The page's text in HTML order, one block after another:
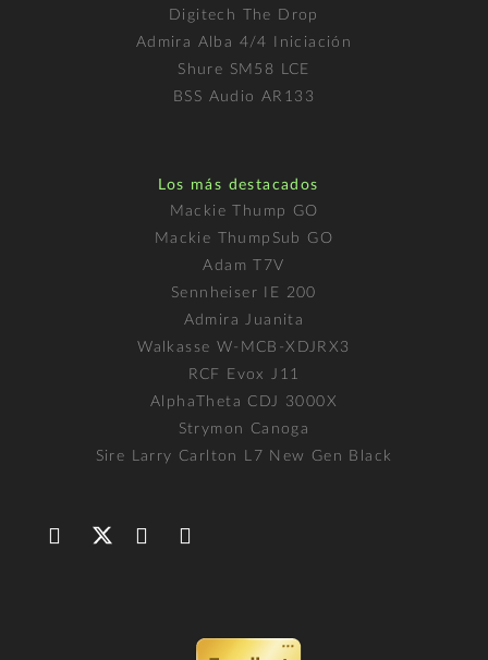
Digitech The Drop
Admira Alba 4/4 Iniciación
Shure SM58 LCE
BSS Audio AR133
Los más destacados
Mackie Thump GO
Mackie ThumpSub GO
Adam T7V
Sennheiser IE 200
Admira Juanita
Walkasse W-MCB-XDJRX3
RCF Evox J11
AlphaTheta CDJ 3000X
Strymon Canoga
Sire Larry Carlton L7 New Gen Black